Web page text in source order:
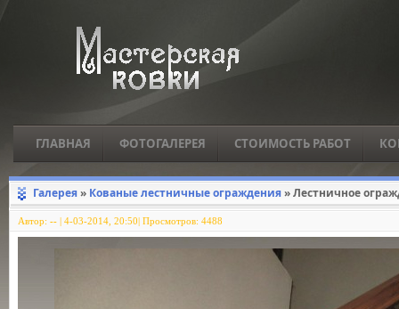
ГЛАВНАЯ ФОТОГАЛЕРЕЯ СТОИМОСТЬ РАБОТ
Галерея» Кованые лестничные ограждения» Лестничное
Автор: -- | 4-03-2014, 20:50| Просмотров: 4488